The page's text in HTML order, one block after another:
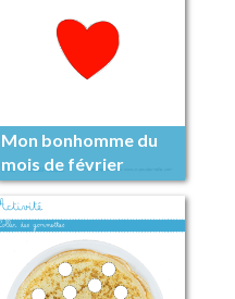
Mon bonhomme du
mois de février